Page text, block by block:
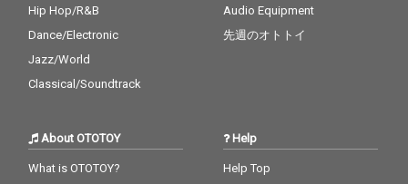
Hip Hop/R&B
Dance/Electronic
Jazz/World
Classical/Soundtrack
Audio Equipment
先週のオトトイ
About OTOTOY
What is OTOTOY?
Help
Help Top